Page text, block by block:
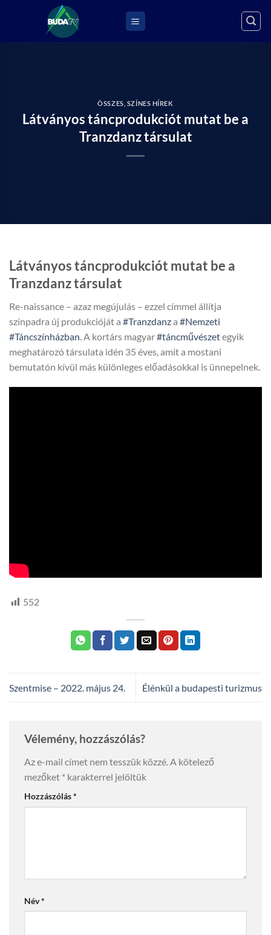
ÖSSZES SZÍNES HÍREK
Látványos táncprodukciót mutat be a
Tranzdanz társulat
Látványos táncprodukciót mutat be a
Tranzdanz társulat
Re-naissance – azaz megújulás – ezzel címmel állítja
színpadra új produkcióját a #Tranzdanza #Nemzeti
#Táncszínházban. A kortárs magyar#táncművészetegyik
meghatározó társulata idén 35 éves, amit a mostani
bemutatón kívül más különleges előadásokkal is ünnepelnek.
552
Szentmise – 2022. május 24. Élénkül a budapesti turizmus
Vélemény, hozzászólás?
Az e-mail címet nem tesszük közzé.A kötelező
mezőket * karakterrel jelöltük
Hozzászólás*
Név*